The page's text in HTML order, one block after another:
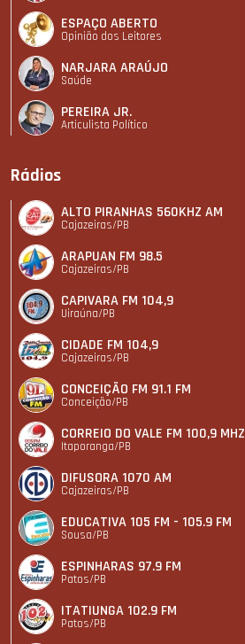
ESPAÇO ABERTO
Opinião dos Leitores
NARJARA ARAÚJO
Saúde
PEREIRA JR.
Articulista Polí­tico
Rádios
ALTO PIRANHAS 560KHZ AM
Cajazeiras/PB
ARAPUAN FM 98.5
Cajazeiras/PB
CAPIVARA FM 104,9
Uiraúna/PB
CIDADE FM 104,9
Cajazeiras/PB
CONCEIÇÃO FM 91.1 FM
Conceição/PB
CORREIO DO VALE FM 100,9 MHZ
Itaporanga/PB
DIFUSORA 1070 AM
Cajazeiras/PB
EDUCATIVA 105 FM - 105.9 FM
Sousa/PB
ESPINHARAS 97.9 FM
Patos/PB
ITATIUNGA 102.9 FM
Patos/PB